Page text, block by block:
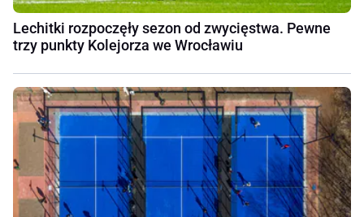
Lechitki rozpoczęły sezon od zwycięstwa. Pewne
trzy punkty Kolejorza we Wrocławiu